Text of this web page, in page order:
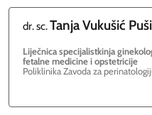
dr. sc.TanjaVukušić
Liječnica specijalistkinja
fetalne medicine i opstetricije
Poliklinika Zavoda za